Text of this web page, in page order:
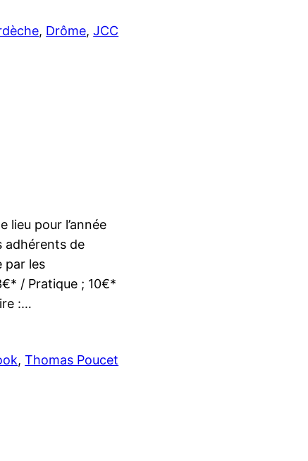
, Drôme, JCC
lieu pour l’année
adhérents de
par les
/ Pratique ; 10€*
:…
, Thomas Poucet